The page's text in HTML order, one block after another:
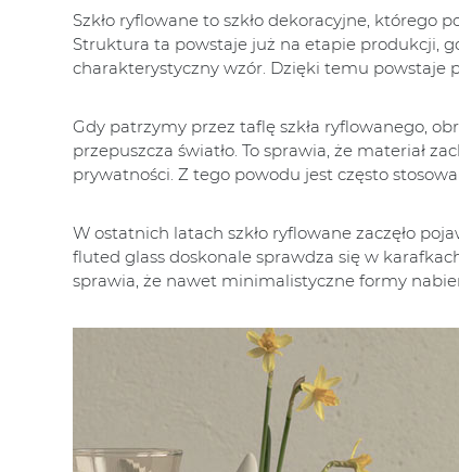
Szkło ryflowane to szkło dekoracyjne,
Struktura ta powstaje już na etapie produkcji,
charakterystyczny wzór. Dzięki temu powstaje
Gdy patrzymy przez taflę szkła ryflowanego,
przepuszcza światło. To sprawia, że materiał
prywatności. Z tego powodu jest często
W ostatnich latach szkło ryflowane zaczęło
fluted glass doskonale sprawdza się w
sprawia, że nawet minimalistyczne formy